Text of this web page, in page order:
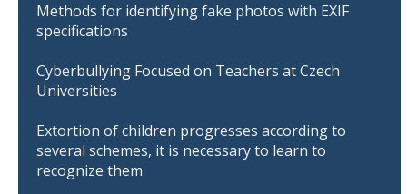
Methods for identifying fake photos with EXIF
specifications
Cyberbullying Focused on Teachers at Czech
Universities
Extortion of children progresses according to
several schemes, it is necessary to learn to
recognize them